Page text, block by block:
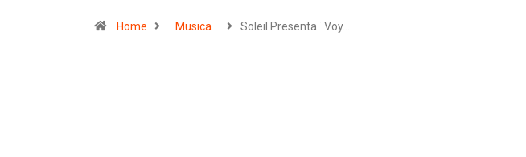
Home Musica Soleil Presenta ¨Voy…